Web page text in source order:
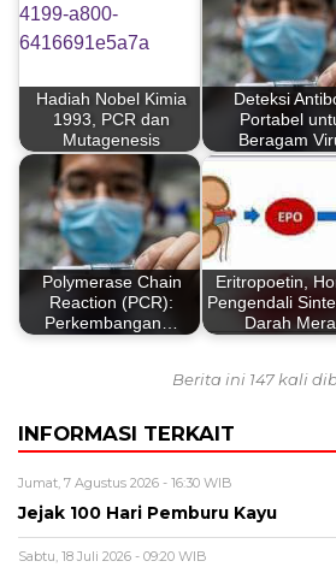
Hadiah Nobel Kimia
1993, PCR dan
Mutagenesis
Deteksi
Portabel
Beragam
Polymerase Chain
Reaction (PCR):
Perkembangan…
Eritropoetin,
Pengendali
Darah
Berita ini 147 kali
INFORMASI TERKAIT
Jumat, 7 Agustus 2026 - 16:30 WIB
Jejak 100 Hari Pemburu Kayu
Sabtu, 18 Juli 2026 - 09:20 WIB